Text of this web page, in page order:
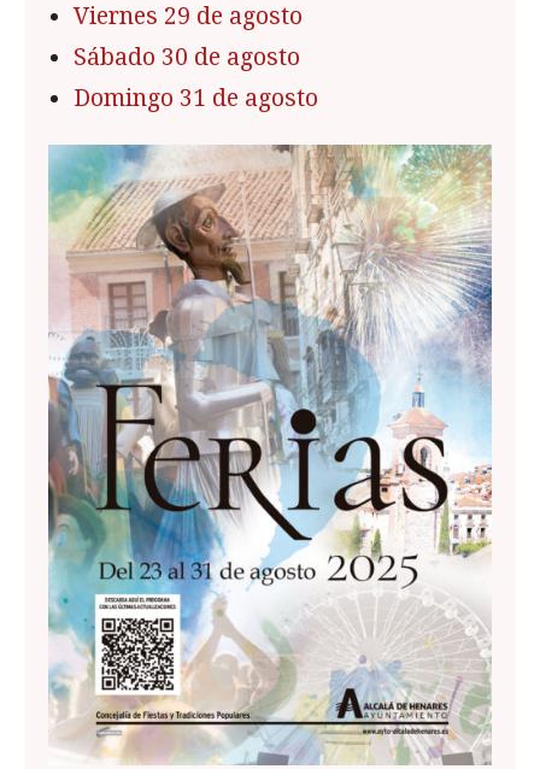
Viernes 29 de agosto
Sábado 30 de agosto
Domingo 31 de agosto